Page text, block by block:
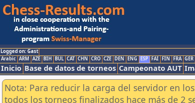
Logged on: Gast
Arabic ARM AZE BIH BUL CAT CHN CRO CZE DEN ENG ESP FAI FIN FRA GER
Inicio Base de datos de torneos Campeonato AUT
Nota: Para reducir la carga del servidor en
todos los torneos finalizados hace más de 2